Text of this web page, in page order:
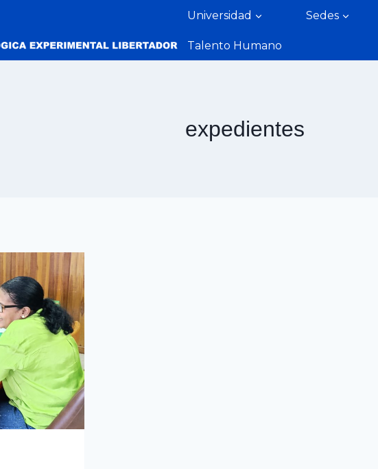
Universidad Sedes
Talento Humano
expedientes